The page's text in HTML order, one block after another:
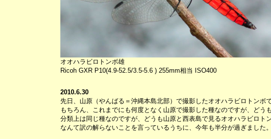
オオハラビロトンボ雄
Ricoh GXR P10(4.9-52.5/3.5-5.6 ) 255mm相当 ISO400
2010.6.30
先日、山原（やんばる＝沖縄本島北部）で撮影したオオハラビロトンボで
もちろん、これまでにも何度となく山原で撮影した種なのですが、どう
分類上は同じ種なのですが、どうも山原と西表島で見るオオハラビロト
なんて訳の解らないことを言っているうちに、今年も半分が過ぎました。